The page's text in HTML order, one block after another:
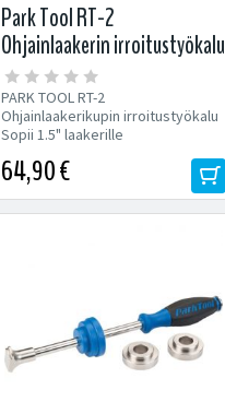
Park Tool RT-2
Ohjainlaakerin irroitustyökalu
PARK TOOL RT-2
Ohjainlaakerikupin irroitustyökalu
Sopii 1.5" laakerille
64,90 €